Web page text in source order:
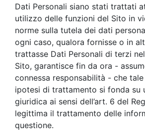
Dati Personali siano stati trattati
utilizzo delle funzioni del Sito in
norme sulla tutela dei dati
ogni caso, qualora fornisse o in
trattasse Dati Personali di terzi
Sito, garantisce fin da ora -
connessa responsabilità - che
ipotesi di trattamento si fonda su
giuridica ai sensi dell’art. 6 del
legittima il trattamento delle
questione.